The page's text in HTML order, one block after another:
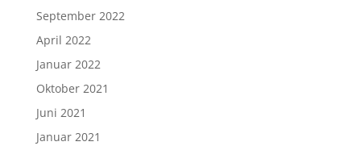
September 2022
April 2022
Januar 2022
Oktober 2021
Juni 2021
Januar 2021